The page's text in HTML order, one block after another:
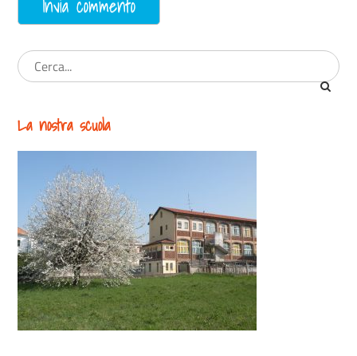
La nostra scuola